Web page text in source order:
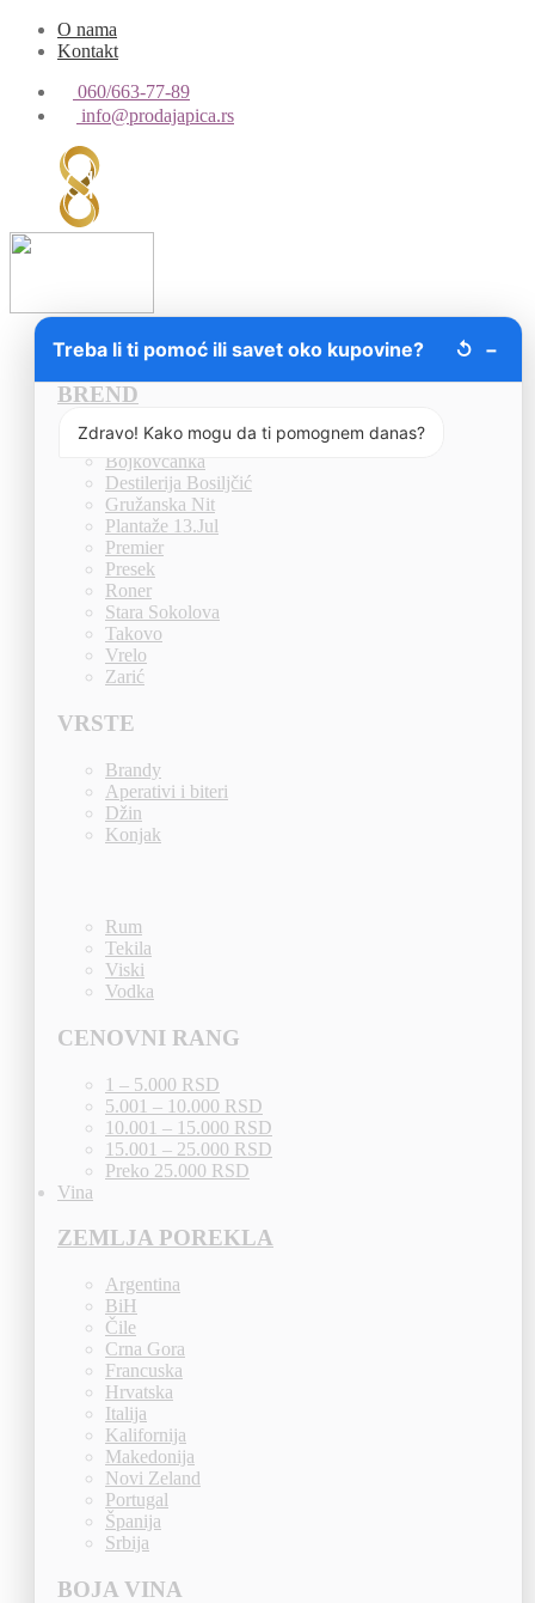
O nama
Kontakt
060/663-77-89
info@prodajapica.rs
Žestina
BREND
Baraba
Bojkovčanka
Destilerija Bosiljčić
Gružanska Nit
Plantaže 13.Jul
Premier
Presek
Roner
Stara Sokolova
Takovo
Vrelo
Zarić
VRSTE
Brandy
Aperativi i biteri
Džin
Konjak
Rum
Tekila
Viski
Vodka
CENOVNI RANG
1 – 5.000 RSD
5.001 – 10.000 RSD
10.001 – 15.000 RSD
15.001 – 25.000 RSD
Preko 25.000 RSD
Vina
ZEMLJA POREKLA
Argentina
BiH
Čile
Crna Gora
Francuska
Hrvatska
Italija
Kalifornija
Makedonija
Novi Zeland
Portugal
Španija
Srbija
BOJA VINA
Treba li ti pomoć ili savet oko kupovine? ↺ −
Zdravo! Kako mogu da ti pomognem danas?